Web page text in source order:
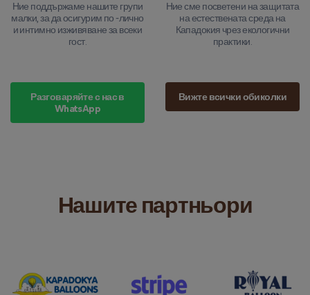
Ние поддържаме нашите групи
малки, за да осигурим по -лично
и интимно изживяване за всеки
гост.
Ние сме посветени на защитата
на естествената среда на
Кападокия чрез екологични
практики.
Разговаряйте с нас в
WhatsApp
Вижте всички обиколки
Нашите партньори